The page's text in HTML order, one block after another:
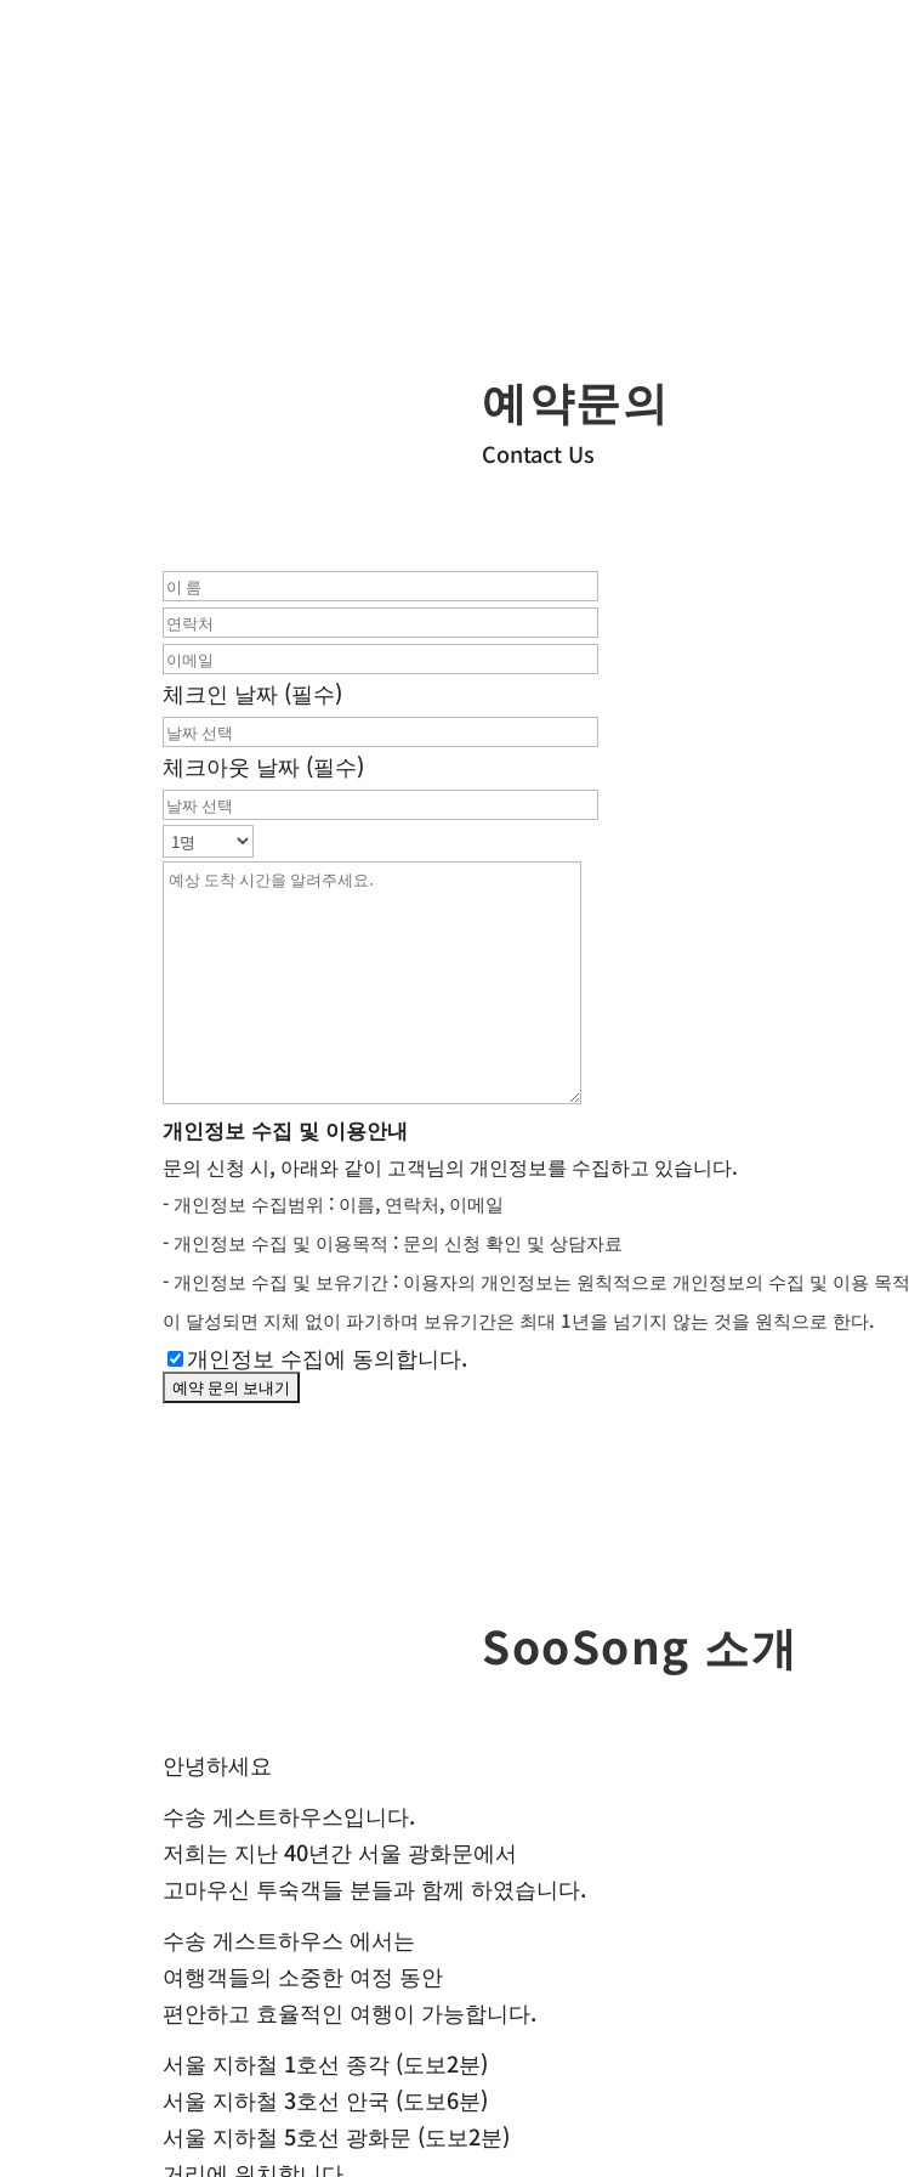
예약문의
Contact Us
체크인 날짜 (필수)
체크아웃 날짜 (필수)
개인정보 수집 및 이용안내
문의 신청 시, 아래와 같이 고객님의 개인정보를 수집하고 있습니다.
- 개인정보 수집범위 : 이름, 연락처, 이메일
- 개인정보 수집 및 이용목적 : 문의 신청 확인 및 상담자료
- 개인정보 수집 및 보유기간 : 이용자의 개인정보는 원칙적으로 개인정보의 수집 및 이용 목적
이 달성되면 지체 없이 파기하며 보유기간은 최대 1년을 넘기지 않는 것을 원칙으로 한다.
개인정보 수집에 동의합니다.
Please
leave
SooSong 소개
안녕하세요
수송 게스트하우스입니다.
저희는 지난 40년간 서울 광화문에서
고마우신 투숙객들 분들과 함께 하였습니다.
수송 게스트하우스 에서는
여행객들의 소중한 여정 동안
편안하고 효율적인 여행이 가능합니다.
서울 지하철 1호선 종각 (도보2분)
서울 지하철 3호선 안국 (도보6분)
서울 지하철 5호선 광화문 (도보2분)